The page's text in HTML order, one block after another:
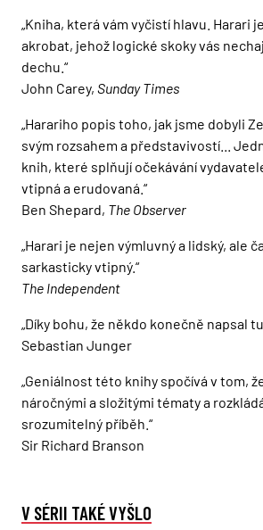
„Kniha, která vám vyčistí hlavu. Harari
akrobat, jehož logické skoky vás
dechu.“
John Carey, Sunday Times
„Harariho popis toho, jak jsme dobyli
svým rozsahem a představivostí...
knih, které splňují očekávání
vtipná a erudovaná.“
Ben Shepard, The Observer
„Harari je nejen výmluvný a lidský, ale
sarkasticky vtipný.“
The Independent
„Díky bohu, že někdo konečně napsal
Sebastian Junger
„Geniálnost této knihy spočívá v tom,
náročnými a složitými tématy a
srozumitelný příběh.“
Sir Richard Branson
V SÉRII TAKÉ VYŠLO